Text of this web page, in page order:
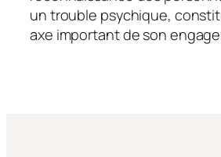
un trouble psychique,
axe important de son